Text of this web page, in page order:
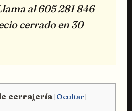
al 605 281 846
cerrado en 30
cerrajería [Ocultar]